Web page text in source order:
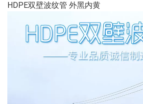
HDPE双壁波纹管 外黑内黄